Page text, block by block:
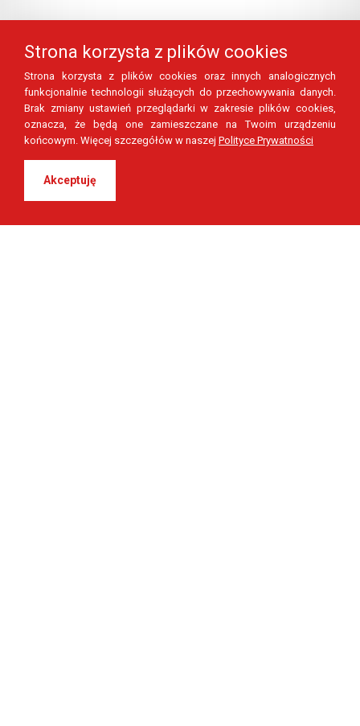
Strona korzysta z plików cookies
Strona korzysta z plików cookies oraz innych analogicznych
funkcjonalnie technologii służących do przechowywania danych.
Brak zmiany ustawień przeglądarki w zakresie plików cookies,
oznacza, że będą one zamieszczane na Twoim urządzeniu
końcowym. Więcej szczegółów w naszej Polityce Prywatności
Akceptuję